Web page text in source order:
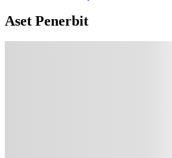
Aset Penerbit